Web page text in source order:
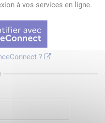
à vos services en ligne.
?